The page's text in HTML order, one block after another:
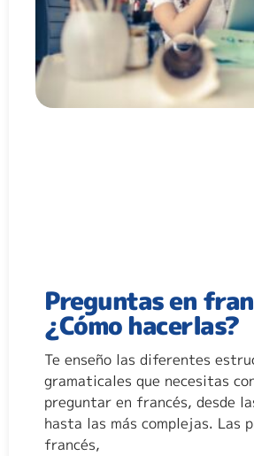
Preguntas en
¿Cómo hacerlas?
Te enseño las diferentes
gramaticales que necesitas
preguntar en francés, desde
hasta las más complejas. Las
francés,